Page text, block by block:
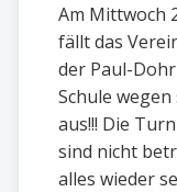
Am Mittwoch
fällt das
der Paul-
Schule
aus!!! Die
sind nicht
alles wieder